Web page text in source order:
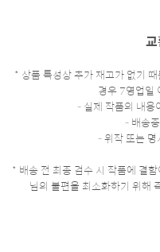
* 상품 특성상 추가 재고가 없기
경우 7영업일
- 실제 작품의 내용
- 배송
- 위작 또는
* 배송 전 최종 검수 시 작품에 결
님의 불편을 최소화하기 위해